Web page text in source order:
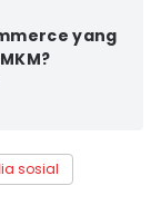
yang
sosial